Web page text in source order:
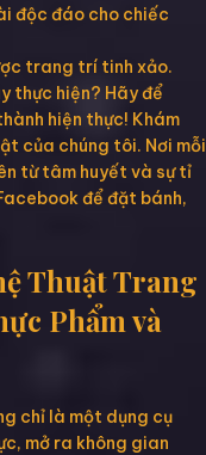
độc đáo cho chiếc
trang trí tinh xảo.
thực hiện? Hãy để
hiện thực! Khám
của chúng tôi. Nơi mỗi
từ tâm huyết và sự tỉ
để đặt bánh,
Thuật Trang
Phẩm và
chỉ là một dụng cụ
mở ra không gian